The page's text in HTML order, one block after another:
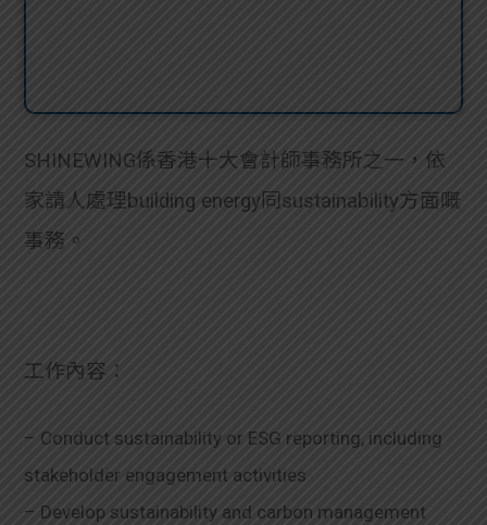
SHINEWING係香港十大會計師事務所之一，依
家請人處理building energy同sustainability方面嘅
事務。
工作內容：
– Conduct sustainability or ESG reporting, including
stakeholder engagement activities
– Develop sustainability and carbon management